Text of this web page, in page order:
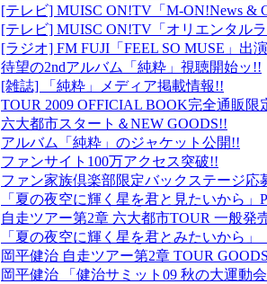
[テレビ] MUISC ON!TV「M-ON!News &
[テレビ] MUISC ON!TV「オリエンタル
[ラジオ] FM FUJI「FEEL SO MUSE」出
待望の2ndアルバム「純粋」視聴開始ッ!!
[雑誌] 「純粋」メディア掲載情報!!
TOUR 2009 OFFICIAL BOOK完全通販限
六大都市スタート＆NEW GOODS!!
アルバム「純粋」のジャケット公開!!
ファンサイト100万アクセス突破!!
ファン家族倶楽部限定バックステージ応
「夏の夜空に輝く星を君と見たいから」
自走ツアー第2章 六大都市TOUR 一般発
「夏の夜空に輝く星を君とみたいから
岡平健治 自走ツアー第2章 TOUR
岡平健治 「健治サミット09 秋の大運動